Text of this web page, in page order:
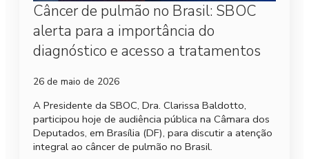
Câncer de pulmão no Brasil: SBOC
alerta para a importância do
diagnóstico e acesso a tratamentos
26 de maio de 2026
A Presidente da SBOC, Dra. Clarissa Baldotto,
participou hoje de audiência pública na Câmara dos
Deputados, em Brasília (DF), para discutir a atenção
integral ao câncer de pulmão no Brasil.